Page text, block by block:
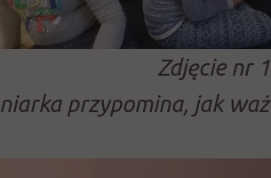
Zdjęcie nr
przypomina, jak